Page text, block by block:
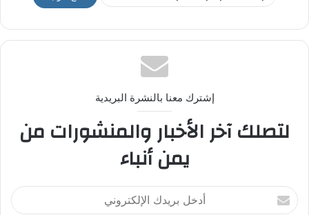
إشترك معنا بالنشرة البريدية
لتصلك آخر الأخبار والمنشورات من
يمن أنباء
أ
د